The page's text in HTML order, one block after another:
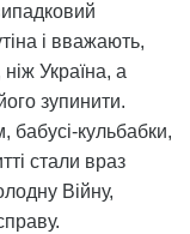
і вважають,
Україна, а
зупинити.
бабусі-кульбабки,
стали враз
Війну,